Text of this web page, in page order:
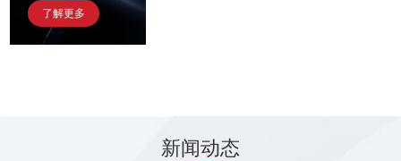
了解更多
新闻动态